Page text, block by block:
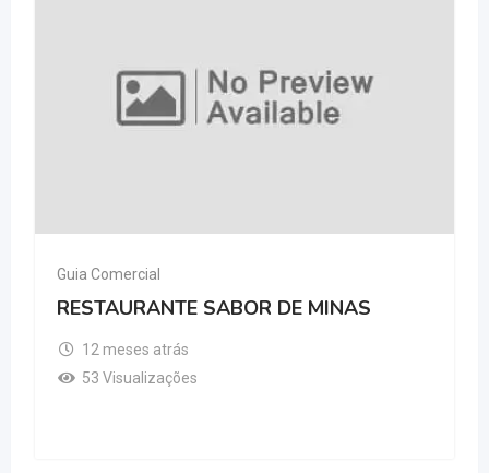
Guia Comercial
RESTAURANTE SABOR DE MINAS
12 meses atrás
53 Visualizações